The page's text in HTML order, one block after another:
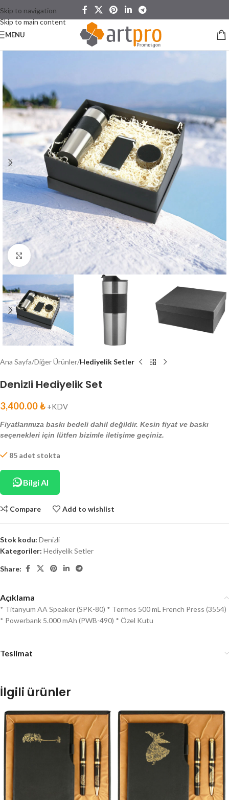
Skip to navigation
Skip to main content
MENU
Click to enlarge
Ana Sayfa Diğer Ürünler Hediyelik Setler
Denizli Hediyelik Set
3,400.00₺ +KDV
Fiyatlarımıza baskı bedeli dahil değildir. Kesin fiyat ve baskı
seçenekleri için lütfen bizimle iletişime geçiniz.
85 adet stokta
Bilgi Al
Compare Add to wishlist
Stok kodu: Denizli
Kategoriler: Hediyelik Setler
Share:
Açıklama
* Titanyum AA Speaker (SPK-80) * Termos 500 mL French Press (3554)
* Powerbank 5.000 mAh (PWB-490) * Özel Kutu
Teslimat
İlgili ürünler